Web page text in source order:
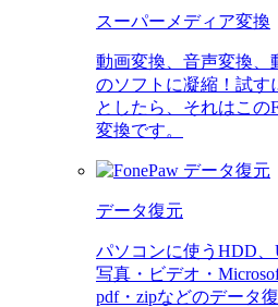
スーパーメディア変換
動画変換、音声変換、
のソフトに凝縮！試す
としたら、それはこの
変換です。
データ復元
パソコンに使うHDD
写真・ビデオ・
pdf・zipなどのデータ